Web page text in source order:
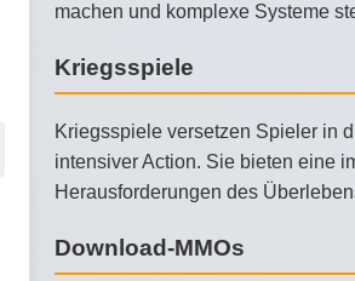
machen und komplexe Systeme
Kriegsspiele
Kriegsspiele versetzen Spieler in
intensiver Action. Sie bieten eine
Herausforderungen des
Download-MMOs